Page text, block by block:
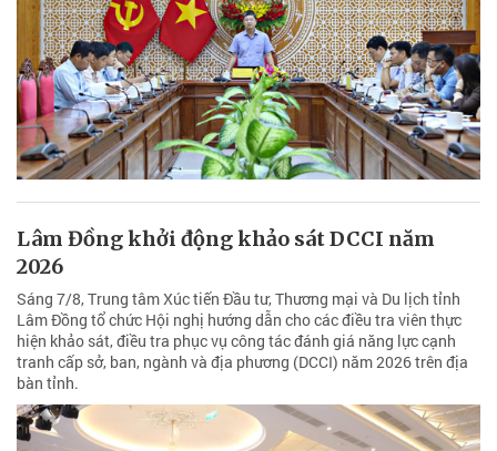
Lâm Đồng khởi động khảo sát DCCI năm
2026
Sáng 7/8, Trung tâm Xúc tiến Đầu tư, Thương mại và Du lịch tỉnh
Lâm Đồng tổ chức Hội nghị hướng dẫn cho các điều tra viên thực
hiện khảo sát, điều tra phục vụ công tác đánh giá năng lực cạnh
tranh cấp sở, ban, ngành và địa phương (DCCI) năm 2026 trên địa
bàn tỉnh.